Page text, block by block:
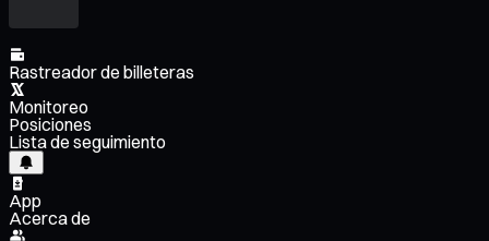
Rastreador de billeteras
Monitoreo
Posiciones
Lista de seguimiento
App
Acerca de